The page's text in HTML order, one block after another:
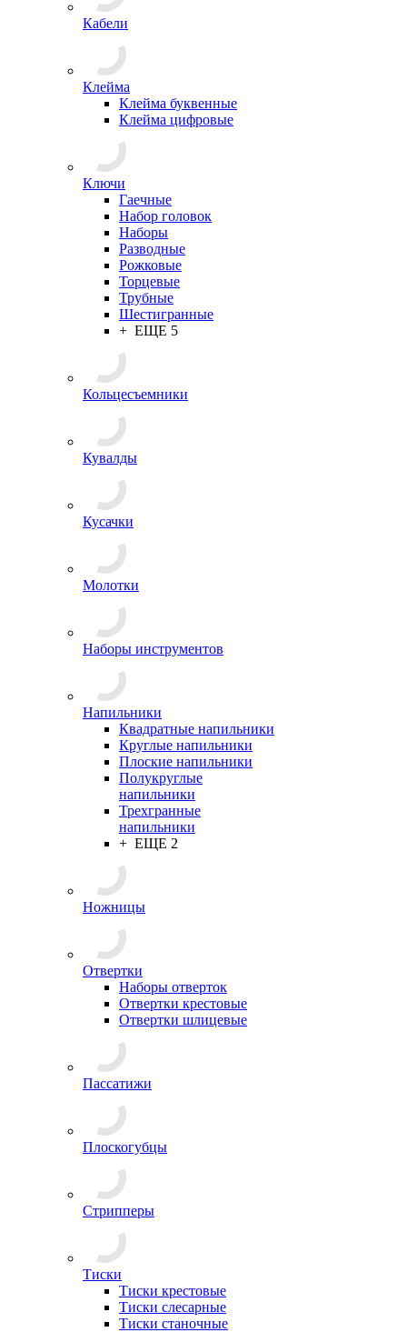
Кабели
Клейма
Клейма буквенные
Клейма цифровые
Ключи
Гаечные
Набор головок
Наборы
Разводные
Рожковые
Торцевые
Трубные
Шестигранные
+ ЕЩЕ 5
Кольцесъемники
Кувалды
Кусачки
Молотки
Наборы инструментов
Напильники
Квадратные напильники
Круглые напильники
Плоские напильники
Полукруглые
напильники
Трехгранные
напильники
+ ЕЩЕ 2
Ножницы
Отвертки
Наборы отверток
Отвертки крестовые
Отвертки шлицевые
Пассатижи
Плоскогубцы
Стрипперы
Тиски
Тиски крестовые
Тиски слесарные
Тиски станочные